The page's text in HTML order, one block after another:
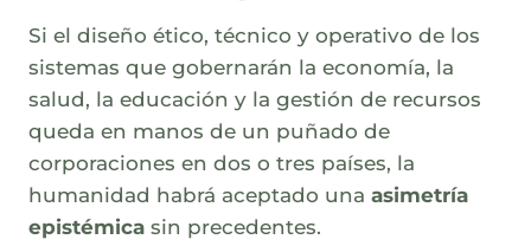
Si el diseño ético, técnico y operativo de los
sistemas que gobernarán la economía, la
salud, la educación y la gestión de recursos
queda en manos de un puñado de
corporaciones en dos o tres países, la
humanidad habrá aceptado una asimetría
epistémica sin precedentes.